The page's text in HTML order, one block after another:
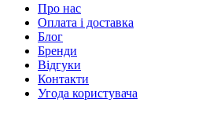
Про нас
Оплата і доставка
Блог
Бренди
Відгуки
Контакти
Угода користувача